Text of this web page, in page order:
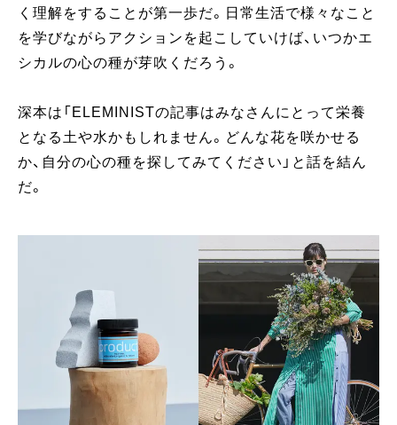
く理解をすることが第一歩だ。日常生活で様々なこと
を学びながらアクションを起こしていけば、いつかエ
シカルの心の種が芽吹くだろう。
深本は「ELEMINISTの記事はみなさんにとって栄養
となる土や水かもしれません。どんな花を咲かせる
か、自分の心の種を探してみてください」と話を結ん
だ。